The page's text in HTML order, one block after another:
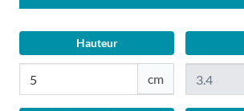
Hauteur